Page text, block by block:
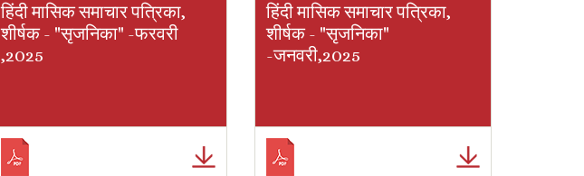
हिंदी मासिक समाचार पत्रिका,
शीर्षक - "सृजनिका" -फरवरी
,2025
हिंदी मासिक समाचार पत्रिका,
शीर्षक - "सृजनिका"
-जनवरी,2025